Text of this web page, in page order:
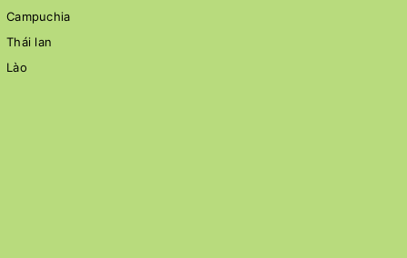
Campuchia
Thái lan
Lào